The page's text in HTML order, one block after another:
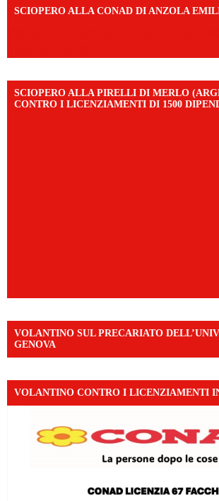
SCIOPERO ALLA CONAD DI ANZOLA
SCIOPERO ALLA PIRELLI DI MERLO
CONTRO I LICENZIAMENTI DI 1500
VOLANTINO SUL PRECARIATO
GENOVA
VOLANTINO CONTRO I LICENZIAMENTI